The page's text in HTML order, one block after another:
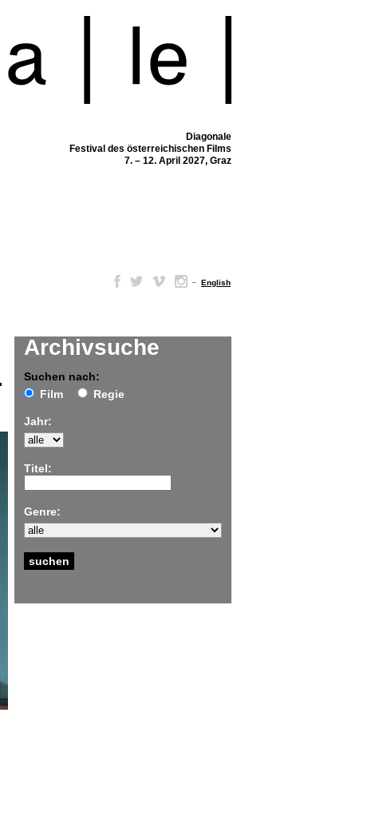
Diagonale
Festival des österreichischen Films
7. – 12. April 2027, Graz
– English
Archivsuche
Suchen nach:
Film
Regie
Jahr:
Titel:
Genre: